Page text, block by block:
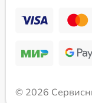
© 2026